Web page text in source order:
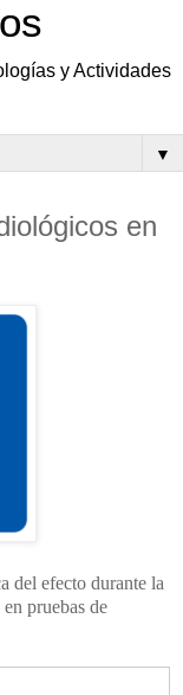
y Actividades
▼
en
del efecto durante la
pruebas de